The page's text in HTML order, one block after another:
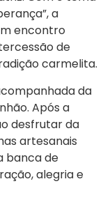
a
encontro
de
carmelita.
da
Após a
desfrutar da
artesanais
banca de
alegria e